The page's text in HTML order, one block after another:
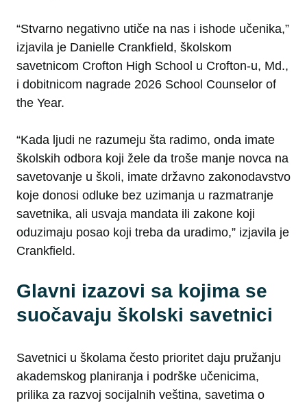
“Stvarno negativno utiče na nas i ishode učenika,”
izjavila je Danielle Crankfield, školskom
savetnicom Crofton High School u Crofton-u, Md.,
i dobitnicom nagrade 2026 School Counselor of
the Year.
“Kada ljudi ne razumeju šta radimo, onda imate
školskih odbora koji žele da troše manje novca na
savetovanje u školi, imate državno zakonodavstvo
koje donosi odluke bez uzimanja u razmatranje
savetnika, ali usvaja mandata ili zakone koji
oduzimaju posao koji treba da uradimo,” izjavila je
Crankfield.
Glavni izazovi sa kojima se
suočavaju školski savetnici
Savetnici u školama često prioritet daju pružanju
akademskog planiranja i podrške učenicima,
prilika za razvoj socijalnih veština, savetima o